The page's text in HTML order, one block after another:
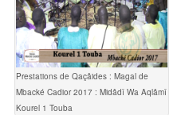
Prestations de Qaçâides : Magal de
Mbacké Cadior 2017 : Midâdî Wa Aqlâmî
Kourel 1 Touba